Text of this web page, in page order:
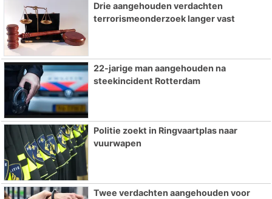
Drie aangehouden verdachten
terrorismeonderzoek langer vast
22-jarige man aangehouden na
steekincident Rotterdam
Politie zoekt in Ringvaartplas naar
vuurwapen
Twee verdachten aangehouden voor